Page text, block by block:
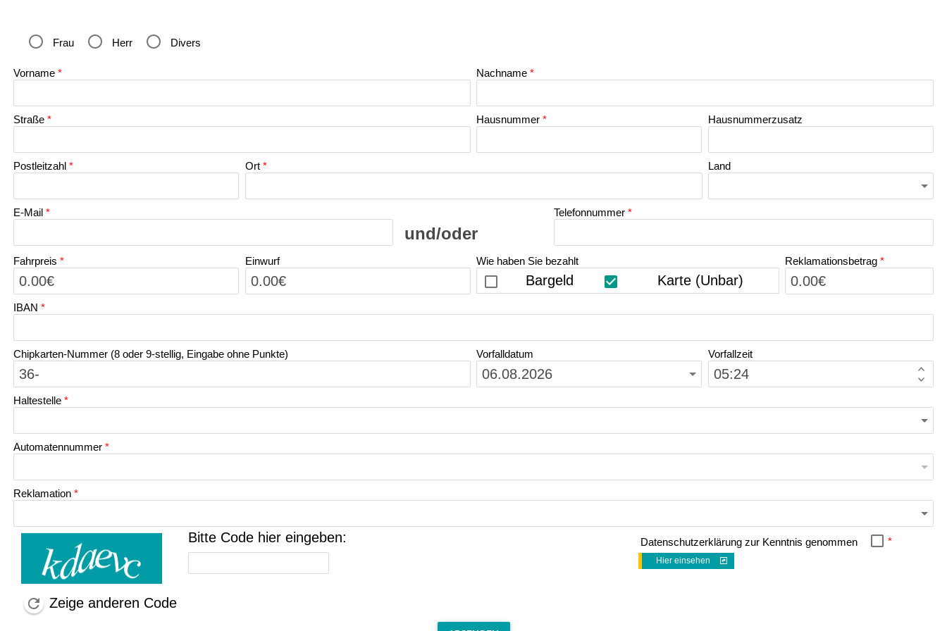
Frau Herr Divers
Vorname * Nachname *
Straße * Hausnummer * Hausnummerzusatz
Postleitzahl * Ort * Land
E-Mail * Telefonnummer *
Fahrpreis * Einwurf Wie haben Sie bezahlt
Bargeld Karte (Unbar)
Reklamationsbetrag *
IBAN *
Chipkarten-Nummer (8 oder 9-stellig, Eingabe ohne Punkte) Vorfalldatum Vorfallzeit
Haltestelle *
Automatennummer *
Reklamation *
Bitte Code hier eingeben:
Zeige anderen Code
Datenschutzerklärung zur Kenntnis genommen *
Hier einsehen